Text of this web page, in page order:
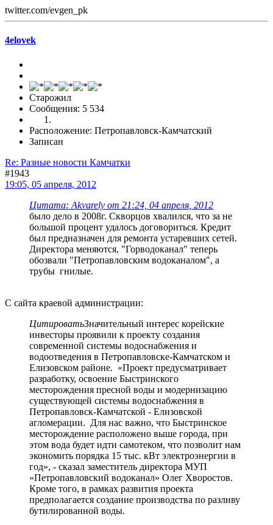
twitter.com/evgen_pk
4elovek
Старожил
Сообщения: 5 534
Расположение: Петропавловск-Камчатский
Записан
Re: Разные новости Камчатки
#1943
19:05, 05 апреля, 2012
Цитата: Akvarely от 21:24, 04 апреля, 2012
было дело в 2008г. Скворцов хвалился, что за не
большой процент удалось договориться. Кредит
был предназначен для ремонта устаревших сетей.
Директора меняются, "Горводоканал" теперь
обозвали "Петропавловским водоканалом", а
трубы гнилые.
С сайта краевой администрации:
ЦитироватьЗначительный интерес корейские
инвесторы проявили к проекту создания
современной системы водоснабжения и
водоотведения в Петропавловске-Камчатском и
Елизовском районе. «Проект предусматривает
разработку, освоение Быстринского
месторождения пресной воды и модернизацию
существующей системы водоснабжения в
Петропавловск-Камчатской - Елизовской
агломерации. Для нас важно, что Быстринское
месторождение расположено выше города, при
этом вода будет идти самотеком, что позволит нам
экономить порядка 15 тыс. кВт электроэнергии в
год», - сказал заместитель директора МУП
«Петропавловский водоканал» Олег Хворостов.
Кроме того, в рамках развития проекта
предполагается создание производства по разливу
бутилированной воды.